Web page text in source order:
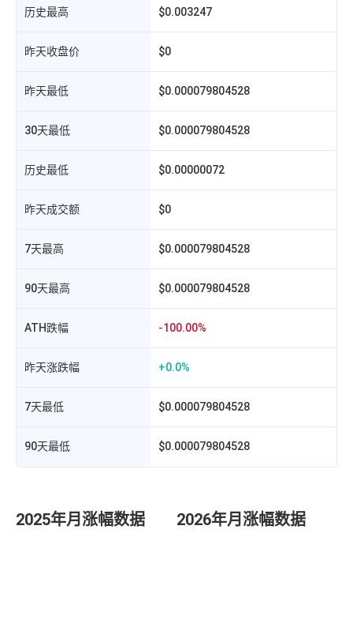
历史最高 $0.003247
昨天收盘价 $0
昨天最低 $0.000079804528
30天最低 $0.000079804528
历史最低 $0.00000072
昨天成交额 $0
7天最高 $0.000079804528
90天最高 $0.000079804528
ATH跌幅 -100.00%
昨天涨跌幅 +0.0%
7天最低 $0.000079804528
90天最低 $0.000079804528
2025年月涨幅数据 2026年月涨幅数据